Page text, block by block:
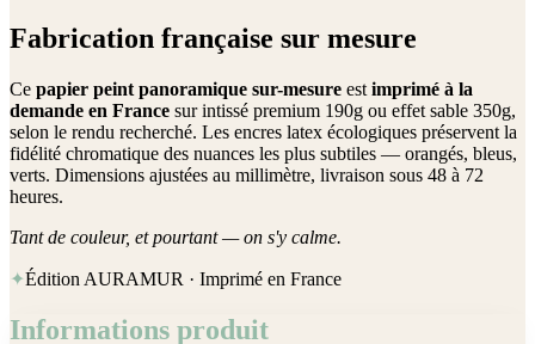
Fabrication française sur mesure
Ce papier peint panoramique sur-mesure est imprimé à la
demande en France sur intissé premium 190g ou effet sable 350g,
selon le rendu recherché. Les encres latex écologiques préservent la
fidélité chromatique des nuances les plus subtiles — orangés, bleus,
verts. Dimensions ajustées au millimètre, livraison sous 48 à 72
heures.
Tant de couleur, et pourtant — on s'y calme.
✦Édition AURAMUR · Imprimé en France
Informations produit